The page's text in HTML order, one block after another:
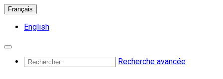
Français
English
Recherche avancée